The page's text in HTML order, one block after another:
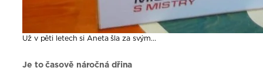
Už v pěti letech si Aneta šla za svým…
Je to časově náročná dřina